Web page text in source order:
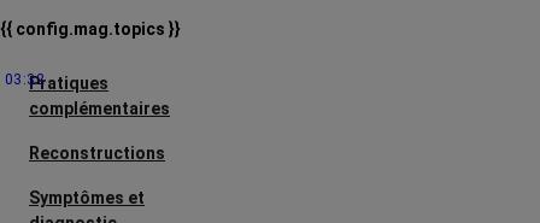
{{ config.mag.topics }}
Pratiques
complémentaires
Reconstructions
Symptômes et
03:32